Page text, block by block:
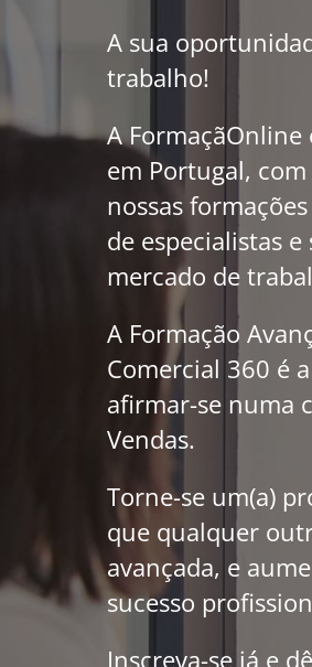
A sua
trabalho!
A
em Portugal,
nossas
de especialistas e
mercado de
A Formação
Comercial 360 é
afirmar-se numa
Vendas.
Torne-se um(a)
que qualquer
avançada, e
sucesso
Inscreva-se já e